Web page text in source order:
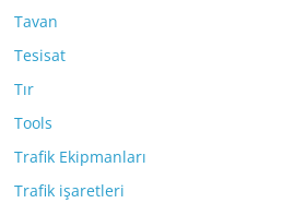
Tavan
Tesisat
Tır
Tools
Trafik Ekipmanları
Trafik işaretleri